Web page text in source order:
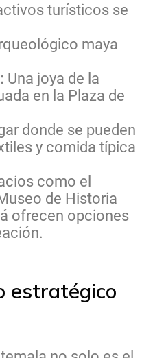
turísticos se
maya
Una joya de la
en la Plaza de
donde se pueden
y comida típica
como el
de Historia
ofrecen opciones
estratégico